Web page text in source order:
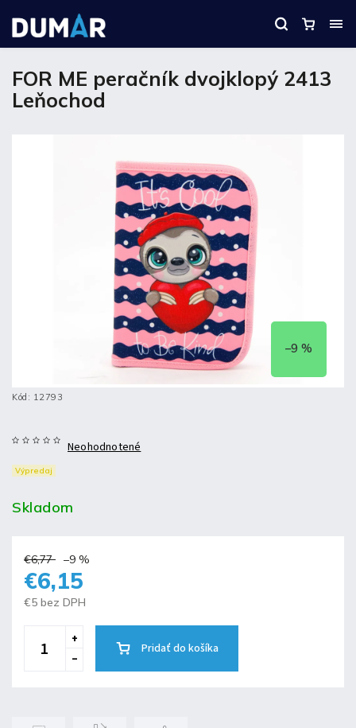
FOR ME peračník dvojklopý 2413
Leňochod
–9 %
Kód: 12793
Výpredaj
Neohodnotené
Skladom
€6,77 –9 %
€6,15
€5 bez DPH
Pridať do košíka